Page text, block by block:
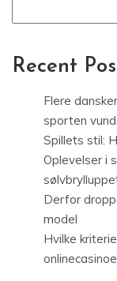
Recent
Flere
sporten
Spillets stil:
Oplevelser i
Derfor
model
Hvilke